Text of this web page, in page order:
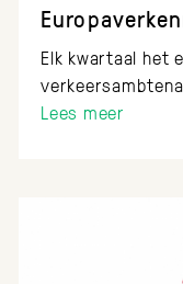
Elk kwartaal het
Lees meer